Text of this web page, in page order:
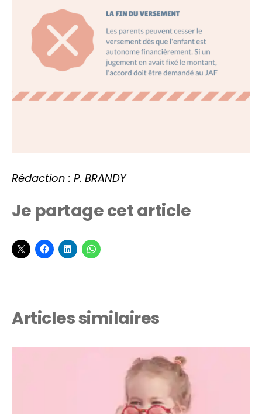
Rédaction : P. BRANDY
Je partage cet article
Articles similaires